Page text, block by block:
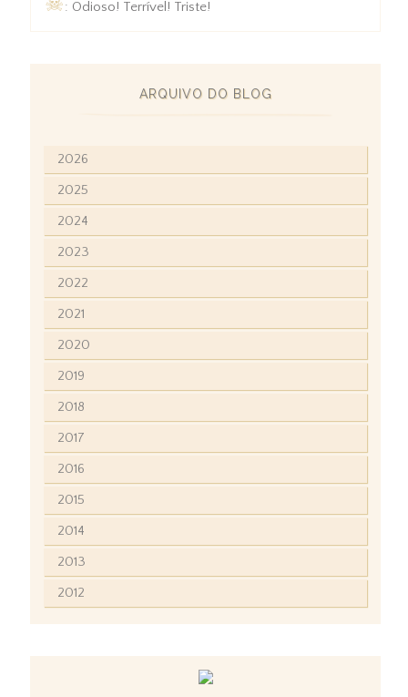
☠: Odioso! Terrível! Triste!
ARQUIVO DO BLOG
2026
2025
2024
2023
2022
2021
2020
2019
2018
2017
2016
2015
2014
2013
2012